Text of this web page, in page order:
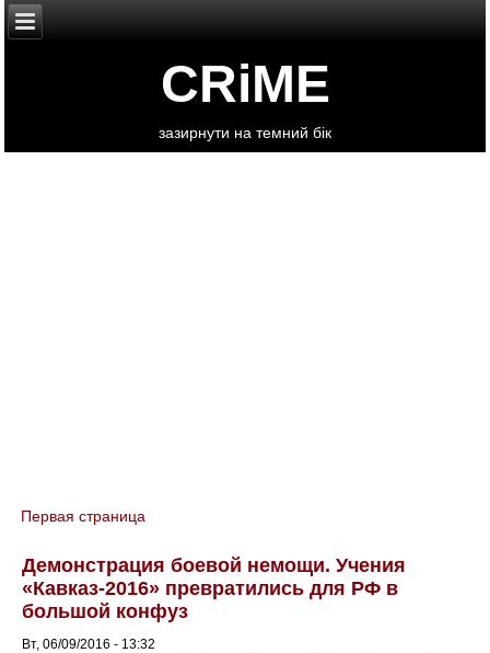
CRiME
зазирнути на темний бік
You are here
Первая страница
Демонстрация боевой немощи. Учения
«Кавказ-2016» превратились для РФ в
большой конфуз
Вт, 06/09/2016 - 13:32